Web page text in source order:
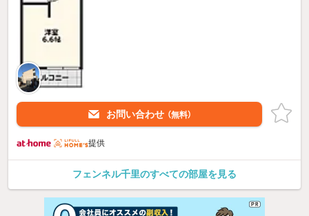
お問い合わせ （無料）
提供
フェンネル千里のすべての部屋を見る